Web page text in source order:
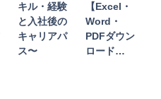
キル・経験
と入社後の
キャリアパ
ス〜
【Excel・
Word・
PDFダウン
ロード…